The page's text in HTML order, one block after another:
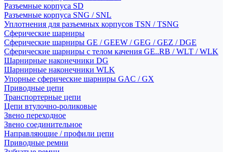
Разъемные корпуса SD
Разъемные корпуса SNG / SNL
Уплотнения для разъемных корпусов TSN / TSNG
Сферические шарниры
Сферические шарниры GE / GEEW / GEG / GEZ / DGE
Сферические шарниры с телом качения GE..RB / WLT / WLK
Шарнирные наконечники DG
Шарнирные наконечники WLK
Упорные сферические шарниры GAC / GX
Приводные цепи
Транспортерные цепи
Цепи втулочно-роликовые
Звено переходное
Звено соединительное
Направляющие / профили цепи
Приводные ремни